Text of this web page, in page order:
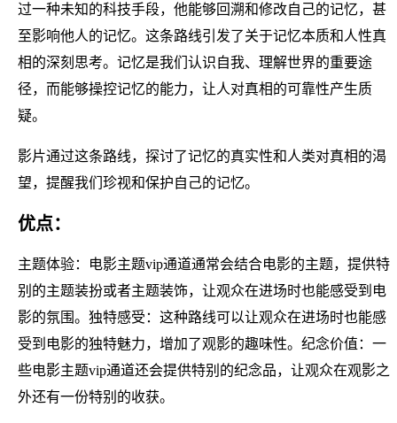
过一种未知的科技手段，他能够回溯和修改自己的记忆，甚
至影响他人的记忆。这条路线引发了关于记忆本质和人性真
相的深刻思考。记忆是我们认识自我、理解世界的重要途
径，而能够操控记忆的能力，让人对真相的可靠性产生质
疑。
影片通过这条路线，探讨了记忆的真实性和人类对真相的渴
望，提醒我们珍视和保护自己的记忆。
优点：
主题体验：电影主题vip通道通常会结合电影的主题，提供特
别的主题装扮或者主题装饰，让观众在进场时也能感受到电
影的氛围。独特感受：这种路线可以让观众在进场时也能感
受到电影的独特魅力，增加了观影的趣味性。纪念价值：一
些电影主题vip通道还会提供特别的纪念品，让观众在观影之
外还有一份特别的收获。